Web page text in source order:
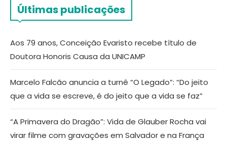
Últimas publicações
Aos 79 anos, Conceição Evaristo recebe título de
Doutora Honoris Causa da UNICAMP
Marcelo Falcão anuncia a turnê “O Legado”: “Do jeito
que a vida se escreve, é do jeito que a vida se faz”
“A Primavera do Dragão”: Vida de Glauber Rocha vai
virar filme com gravações em Salvador e na França